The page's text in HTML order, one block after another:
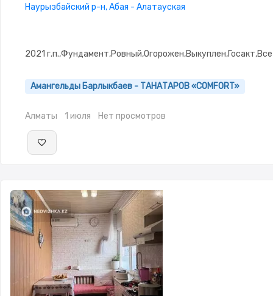
Наурызбайский р-н, Абая - Алатауская
2021
Амангельды Барлыкбаев - ТАНАТАРОВ «COMFORT»
Алматы 1 июля Нет просмотров